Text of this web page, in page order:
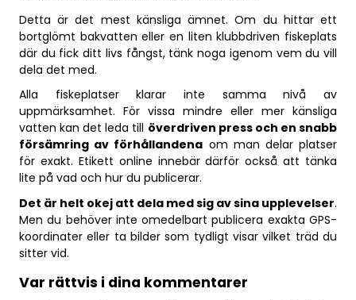
Detta är det mest känsliga ämnet. Om du hittar ett
bortglömt bakvatten eller en liten klubbdriven fiskeplats
där du fick ditt livs fångst, tänk noga igenom vem du vill
dela det med.
Alla fiskeplatser klarar inte samma nivå av
uppmärksamhet. För vissa mindre eller mer känsliga
vatten kan det leda till överdriven press och en snabb
försämring av förhållandena om man delar platser
för exakt. Etikett online innebär därför också att tänka
lite på vad och hur du publicerar.
Det är helt okej att dela med sig av sina upplevelser.
Men du behöver inte omedelbart publicera exakta GPS-
koordinater eller ta bilder som tydligt visar vilket träd du
sitter vid.
Var rättvis i dina kommentarer